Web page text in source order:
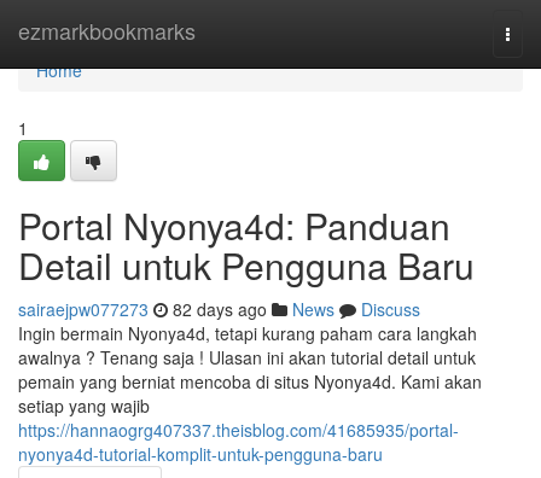
ezmarkbookmarks
Home
Home
1
Portal Nyonya4d: Panduan
Detail untuk Pengguna Baru
sairaejpw077273 82 days ago News
Discuss
Ingin bermain Nyonya4d, tetapi kurang paham cara langkah
awalnya ? Tenang saja ! Ulasan ini akan tutorial detail untuk
pemain yang berniat mencoba di situs Nyonya4d. Kami akan
setiap yang wajib
https://hannaogrg407337.theisblog.com/41685935/portal-
nyonya4d-tutorial-komplit-untuk-pengguna-baru